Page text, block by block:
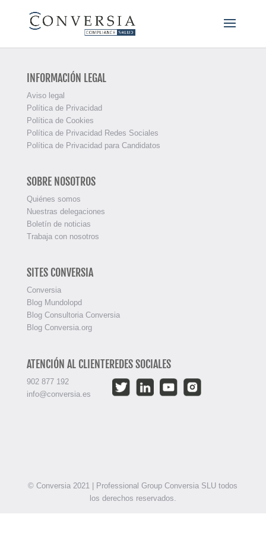
INFORMACIÓN LEGAL
Aviso legal
Política de Privacidad
Política de Cookies
Política de Privacidad Redes Sociales
Política de Privacidad para Candidatos
SOBRE NOSOTROS
Quiénes somos
Nuestras delegaciones
Boletín de noticias
Trabaja con nosotros
SITES CONVERSIA
Conversia
Blog Mundolopd
Blog Consultoria Conversia
Blog Conversia.org
ATENCIÓN AL CLIENTE
902 877 192
info@conversia.es
REDES SOCIALES
© Conversia 2021 | Professional Group Conversia SLU todos
los derechos reservados.